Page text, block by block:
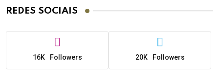
REDES SOCIAIS
16K Followers 20K Followers